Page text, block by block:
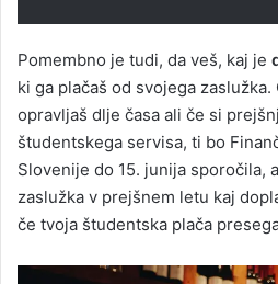
Pomembno je tudi, da veš, kaj je
ki ga plačaš od svojega
opravljaš dlje časa ali če si
študentskega servisa, ti bo
Slovenije do 15. junija sporočila,
zaslužka v prejšnem letu kaj
če tvoja študentska plača